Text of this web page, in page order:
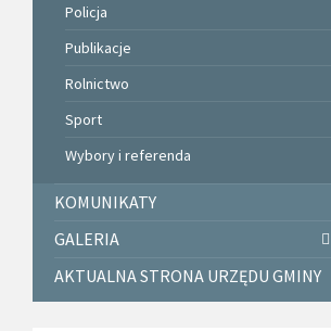
Policja
Publikacje
Rolnictwo
Sport
Wybory i referenda
KOMUNIKATY
GALERIA
AKTUALNA STRONA URZĘDU GMINY